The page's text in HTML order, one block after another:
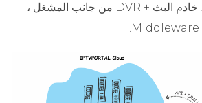
المحتوى من المجمع ، خادم البث + DVR من جانب المشغل ،